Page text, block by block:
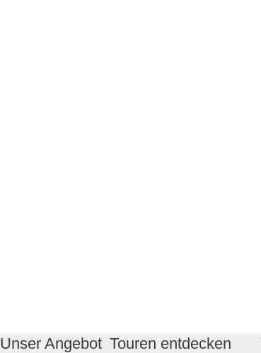
Unser Angebot Touren entdecken